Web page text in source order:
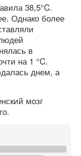
38,5°C.
Однако более
в
на 1 °C.
днем, а
мозг